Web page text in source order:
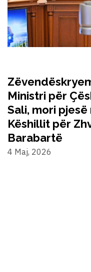
Ministri për
Sali, mori
Këshillit për
Barabartë
4 Maj, 2026